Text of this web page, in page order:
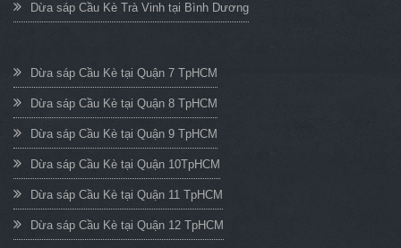
Dừa sáp Cầu Kè Trà Vinh tại Bình Dương
Dừa sáp Cầu Kè tại Quận 7 TpHCM
Dừa sáp Cầu Kè tại Quận 8 TpHCM
Dừa sáp Cầu Kè tại Quận 9 TpHCM
Dừa sáp Cầu Kè tại Quận 10TpHCM
Dừa sáp Cầu Kè tại Quận 11 TpHCM
Dừa sáp Cầu Kè tại Quận 12 TpHCM